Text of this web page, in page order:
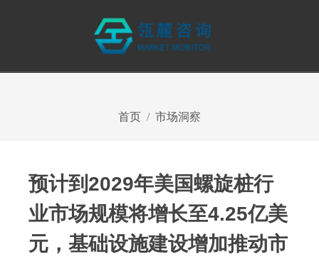
首页 市场洞察
预计到2029年美国螺旋桩行
业市场规模将增长至4.25亿美
元，基础设施建设增加推动市